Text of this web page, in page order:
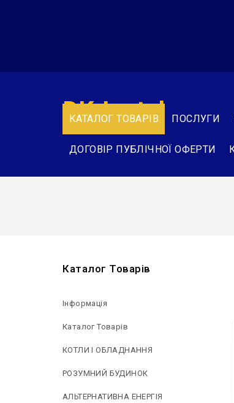
КАТАЛОГ ТОВАРІВ ПОСЛУГИ
ДОГОВІР ПУБЛІЧНОЇ ОФЕРТИ
DK-Instal
Каталог Товарів
Інформація
Каталог Товарів
КОТЛИ І ОБЛАДНАННЯ
РОЗУМНИЙ БУДИНОК
АЛЬТЕРНАТИВНА ЕНЕРГІЯ